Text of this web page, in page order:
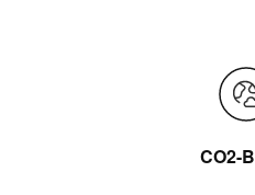
CO2-